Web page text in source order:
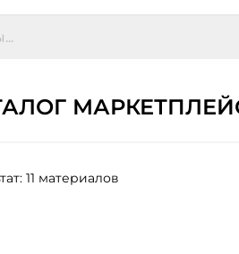
11 материалов